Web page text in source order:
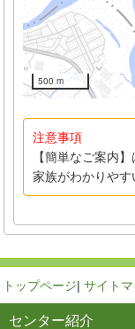
500 m
注意事項
【簡単なご案内
家族がわかりや
トップページ| サイト
センター紹介